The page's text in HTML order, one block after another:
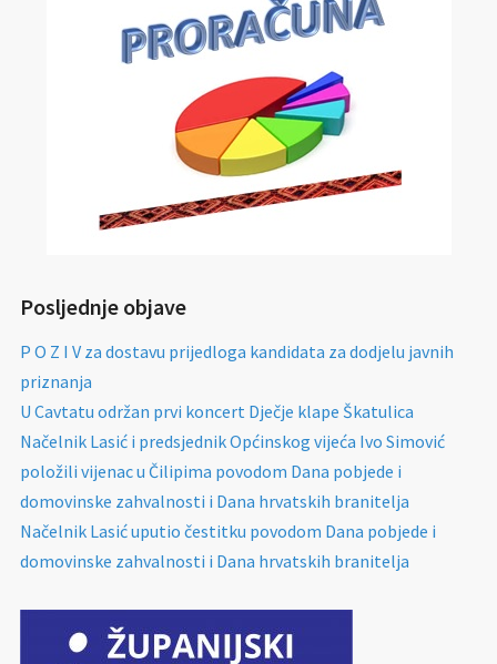
Posljednje objave
P O Z I V za dostavu prijedloga kandidata za dodjelu javnih
priznanja
U Cavtatu održan prvi koncert Dječje klape Škatulica
Načelnik Lasić i predsjednik Općinskog vijeća Ivo Simović
položili vijenac u Čilipima povodom Dana pobjede i
domovinske zahvalnosti i Dana hrvatskih branitelja
Načelnik Lasić uputio čestitku povodom Dana pobjede i
domovinske zahvalnosti i Dana hrvatskih branitelja